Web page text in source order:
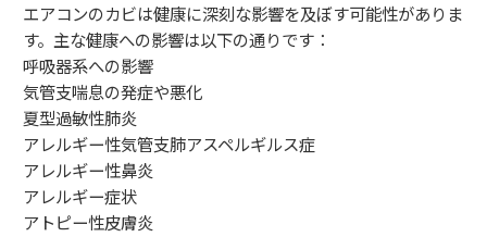
エアコンのカビは健康に深刻な影響を及ぼす可能性がありま
す。主な健康への影響は以下の通りです：
呼吸器系への影響
気管支喘息の発症や悪化
夏型過敏性肺炎
アレルギー性気管支肺アスペルギルス症
アレルギー性鼻炎
アレルギー症状
アトピー性皮膚炎